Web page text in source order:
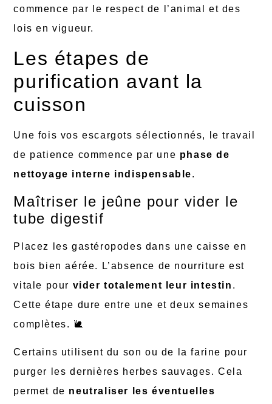
commence par le respect de l’animal et des
lois en vigueur.
Les étapes de
purification avant la
cuisson
Une fois vos escargots sélectionnés, le travail
de patience commence par une phase de
nettoyage interne indispensable.
Maîtriser le jeûne pour vider le
tube digestif
Placez les gastéropodes dans une caisse en
bois bien aérée. L’absence de nourriture est
vitale pour vider totalement leur intestin .
Cette étape dure entre une et deux semaines
complètes. 🐌
Certains utilisent du son ou de la farine pour
purger les dernières herbes sauvages. Cela
permet de neutraliser les éventuelles